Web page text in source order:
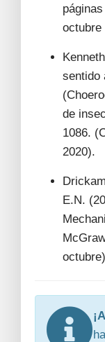
octubre
sentido
de
1086.
2020).
E.N.